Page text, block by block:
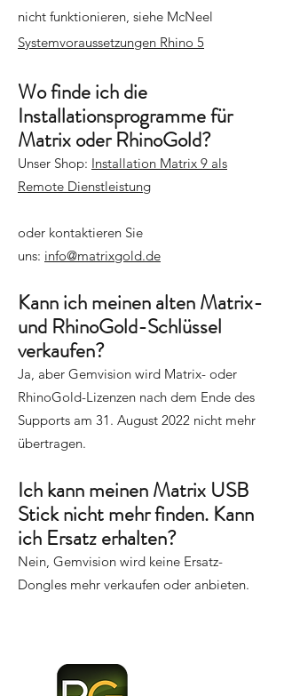
nicht funktionieren, siehe McNeel
Systemvoraussetzungen Rhino 5
Wo finde ich die
Installationsprogramme für
Matrix oder RhinoGold?
Unser Shop: Installation Matrix 9 als
Remote Dienstleistung
oder kontaktieren Sie
uns: info@matrixgold.de
Kann ich meinen alten Matrix-
und RhinoGold-Schlüssel
verkaufen?
Ja, aber Gemvision wird Matrix- oder
RhinoGold-Lizenzen nach dem Ende des
Supports am 31. August 2022 nicht mehr
übertragen.
Ich kann meinen Matrix USB
Stick nicht mehr finden. Kann
ich Ersatz erhalten?
Nein, Gemvision wird keine Ersatz-
Dongles mehr verkaufen oder anbieten.